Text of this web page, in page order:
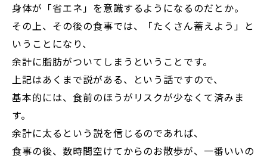
身体が「省エネ」を意識するようになるのだとか。
その上、その後の食事では、「たくさん蓄えよう」と
いうことになり、
余計に脂肪がついてしまうということです。
上記はあくまで説がある、という話ですので、
基本的には、食前のほうがリスクが少なくて済みま
す。
余計に太るという説を信じるのであれば、
食事の後、数時間空けてからのお散歩が、一番いいの